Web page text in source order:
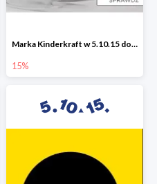
Marka Kinderkraft w 5.10.15 do -15%
15%